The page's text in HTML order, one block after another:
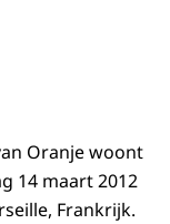
Oranje woont
14 maart 2012
Frankrijk.